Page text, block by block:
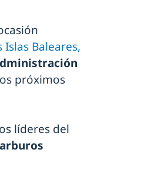
Baleares,
próximos
líderes del